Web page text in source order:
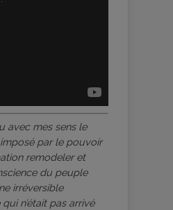
avec mes sens le
par le pouvoir
remodeler et
du peuple
irréversible
n’était pas arrivé